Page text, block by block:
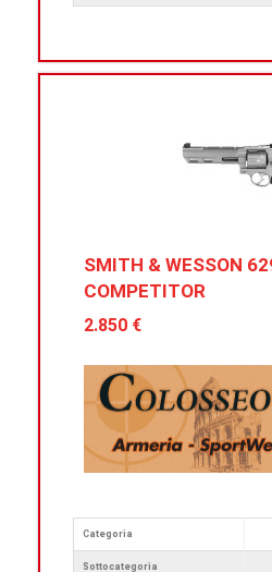
SMITH & WESSON
COMPETITOR
2.850 €
Categoria
Sottocategoria